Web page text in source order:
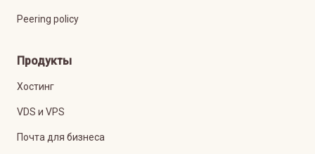
Peering policy
Продукты
Хостинг
VDS и VPS
Почта для бизнеса